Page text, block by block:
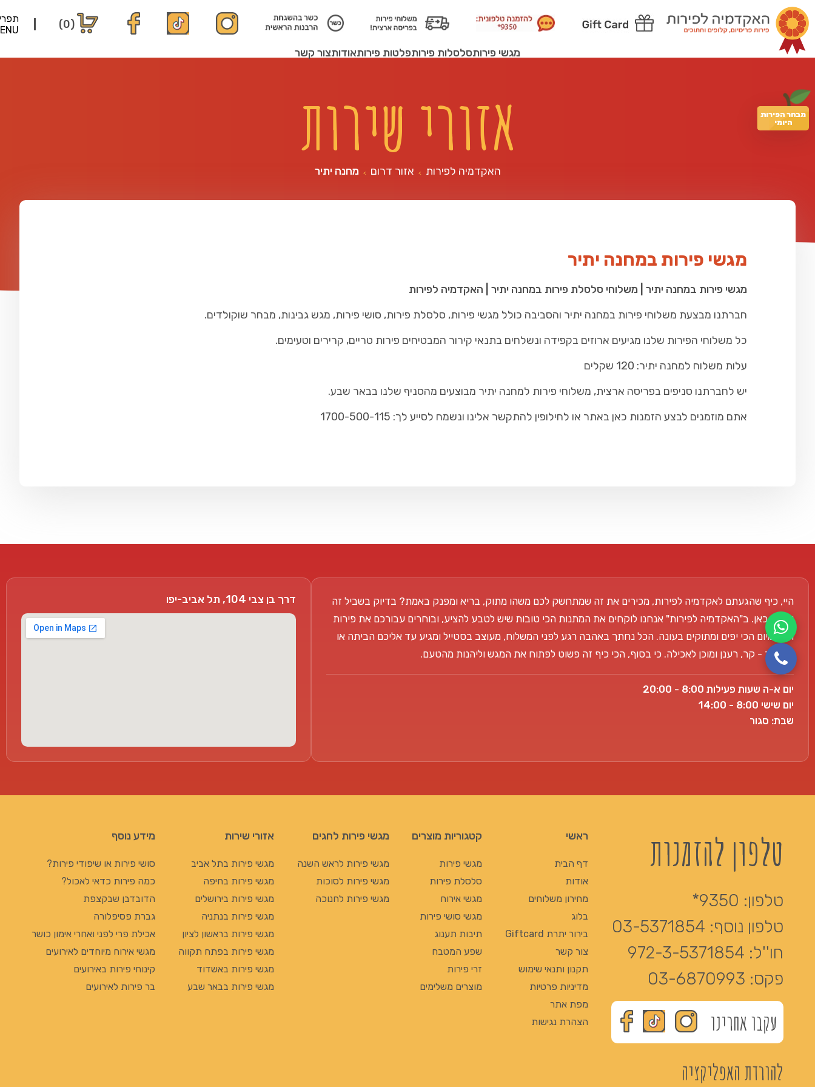
(0)
מגשי פירותסלסלות פירותפלטות פירותאודותצור קשר
מבחר הפירות
היומי
אזורי שירות
האקדמיה לפירות > אזור דרום > מחנה יתיר
מגשי פירות במחנה יתיר
מגשי פירות במחנה יתיר | משלוחי סלסלת פירות במחנה יתיר | האקדמיה לפירות
חברתנו מבצעת משלוחי פירות במחנה יתיר והסביבה כולל מגשי פירות, סלסלת פירות, סושי פירות, מגש גבינות, מבחר שוקולדים.
כל משלוחי הפירות שלנו מגיעים ארוזים בקפידה ונשלחים בתנאי קירור המבטיחים פירות טריים, קרירים וטעימים.
עלות משלוח למחנה יתיר: 120 שקלים
יש לחברתנו סניפים בפריסה ארצית, משלוחי פירות למחנה יתיר מבוצעים מהסניף שלנו בבאר שבע.
אתם מוזמנים לבצע הזמנות כאן באתר או לחילופין להתקשר אלינו ונשמח לסייע לך: 1700-500-115
היי, כיף שהגעתם לאקדמיה לפירות, מכירים את זה שמתחשק לכם משהו מתוק, בריא ומפנק באמת? בדיוק בשביל זה
אנחנו כאן. ב"האקדמיה לפירות" אנחנו לוקחים את המתנות הכי טובות שיש לטבע להציע, ובוחרים עבורכם את פירות
הפרימיום הכי יפים ומתוקים בעונה. הכל נחתך באהבה רגע לפני המשלוח, מעוצב בסטייל ומגיע עד אליכם הביתה או
למשרד - קר, רענן ומוכן לאכילה. כי בסוף, הכי כיף זה פשוט לפתוח את המגש וליהנות מהטעם.
יום א-ה שעות פעילות 8:00 - 20:00
יום שישי 8:00 - 14:00
שבת: סגור
דרך בן צבי 104, תל אביב-יפו
טלפון להזמנות
טלפון: 9350*
טלפון נוסף: 03-5371854
חו''ל: 972-3-5371854
פקס: 03-6870993
עקבו אחרינו
להורדת האפליקציה
ראשי
דף הבית
אודות
מחירון משלוחים
בלוג
בירור יתרת Giftcard
צור קשר
תקנון ותנאי שימוש
מדיניות פרטיות
מפת אתר
הצהרת נגישות
קטגוריות מוצרים
מגשי פירות
סלסלת פירות
מגשי אירוח
מגשי סושי פירות
תיבות תענוג
שפע המטבח
זרי פירות
מוצרים משלימים
מגשי פירות לחגים
מגשי פירות לראש השנה
מגשי פירות לסוכות
מגשי פירות לחנוכה
אזורי שירות
מגשי פירות בתל אביב
מגשי פירות בחיפה
מגשי פירות בירושלים
מגשי פירות בנתניה
מגשי פירות בראשון לציון
מגשי פירות בפתח תקווה
מגשי פירות באשדוד
מגשי פירות בבאר שבע
מידע נוסף
סושי פירות או שיפודי פירות?
כמה פירות כדאי לאכול?
הדובדבן שבקצפת
גברת פסיפלורה
אכילת פרי לפני ואחרי אימון כושר
מגשי אירוח מיוחדים לאירועים
קינוחי פירות באירועים
בר פירות לאירועים